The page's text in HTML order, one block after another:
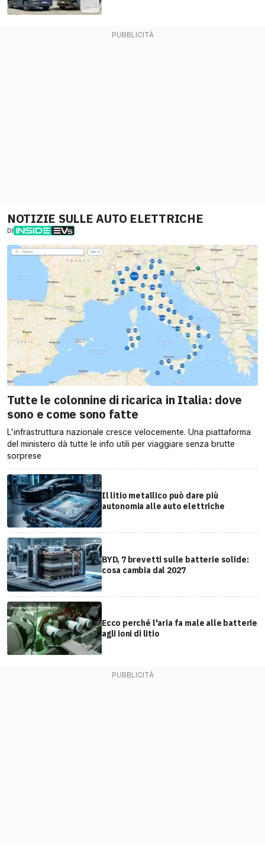
NOTIZIE SULLE AUTO ELETTRICHE
DI
Tutte le colonnine di ricarica in Italia: dove
sono e come sono fatte
L'infrastruttura nazionale cresce velocemente. Una piattaforma
del ministero dà tutte le info utili per viaggiare senza brutte
sorprese
Il litio metallico può dare più
autonomia alle auto elettriche
BYD, 7 brevetti sulle batterie solide:
cosa cambia dal 2027
Ecco perché l'aria fa male alle batterie
agli ioni di litio